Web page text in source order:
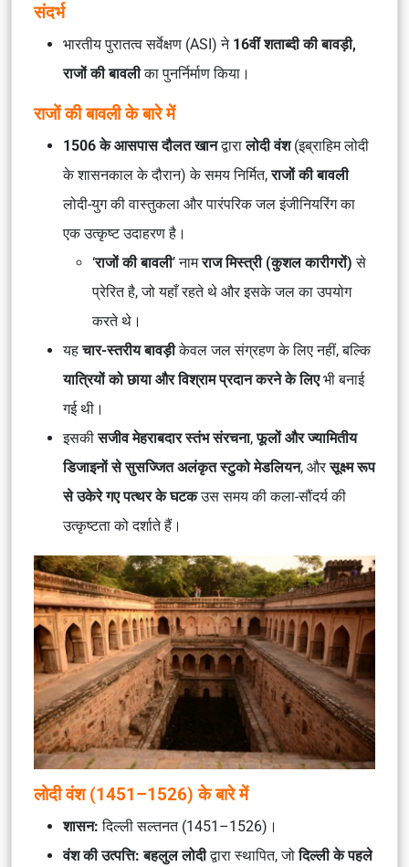
संदर्भ
भारतीय पुरातत्व सर्वेक्षण (ASI) ने 16वीं शताब्दी की बावड़ी,
राजों की बावलीका पुनर्निर्माण किया।
राजों की बावली के बारे में
1506 के आसपास दौलत खानद्वारालोदी वंश(इब्राहिम लोदी
के शासनकाल के दौरान) के समय निर्मित,राजों की बावली
लोदी-युग की वास्तुकला और पारंपरिक जल इंजीनियरिंग का
एक उत्कृष्ट उदाहरण है।
‘राजों की बावली’ नामराज मिस्त्री (कुशल कारीगरों) से
प्रेरित है, जो यहाँ रहते थे और इसके जल का उपयोग
करते थे।
यहचार-स्तरीय बावड़ीकेवल जल संग्रहण के लिए नहीं, बल्कि
यात्रियों को छाया और विश्राम प्रदान करने के लिएभी बनाई
गई थी।
इसकीसजीव मेहराबदार स्तंभ संरचना,फूलों और ज्यामितीय
डिजाइनों से सुसज्जित अलंकृत स्टुको मेडलियन, औरसूक्ष्म रूप
से उकेरे गए पत्थर के घटकउस समय की कला-सौंदर्य की
उत्कृष्टता को दर्शाते हैं।
लोदी वंश (1451–1526) के बारे में
शासन: दिल्ली सल्तनत (1451–1526)।
वंश की उत्पत्ति: बहलुल लोदीद्वारा स्थापित, जोदिल्ली के पहले